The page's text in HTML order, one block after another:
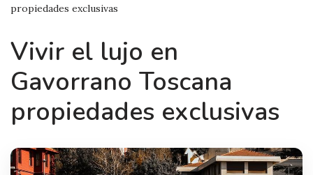
propiedades exclusivas
Vivir el lujo en
Gavorrano Toscana
propiedades exclusivas